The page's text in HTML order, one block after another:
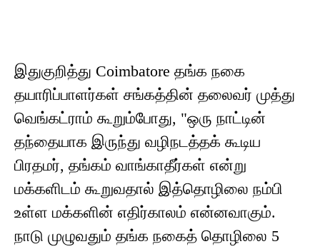
இதுகுறித்து Coimbatore தங்க நகை
தயாரிப்பாளர்கள் சங்கத்தின் தலைவர் முத்து
வெங்கட்ராம் கூறும்போது, "ஒரு நாட்டின்
தந்தையாக இருந்து வழிநடத்தக் கூடிய
பிரதமர், தங்கம் வாங்காதீர்கள் என்று
மக்களிடம் கூறுவதால் இத்தொழிலை நம்பி
உள்ள மக்களின் எதிர்காலம் என்னவாகும்.
நாடு முழுவதும் தங்க நகைத் தொழிலை 5